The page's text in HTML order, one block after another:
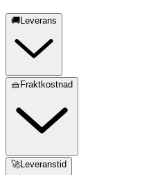
🚚Leverans
🧺Fraktkostnad
🚀Leveranstid